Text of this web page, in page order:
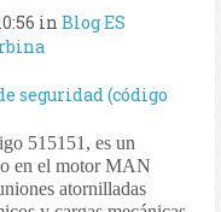
in Blog ES
seguridad (código
515151, es un
en el motor MAN
atornilladas